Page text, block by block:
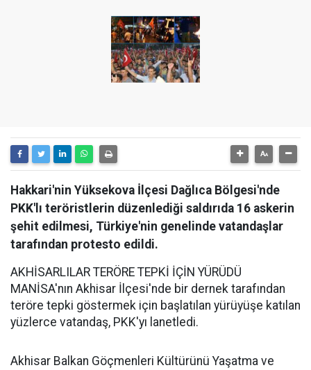
Hakkari'nin Yüksekova İlçesi Dağlıca Bölgesi'nde
PKK'lı teröristlerin düzenlediği saldırıda 16 askerin
şehit edilmesi, Türkiye'nin genelinde vatandaşlar
tarafından protesto edildi.
AKHİSARLILAR TERÖRE TEPKİ İÇİN YÜRÜDÜ
MANİSA'nın Akhisar İlçesi'nde bir dernek tarafından
teröre tepki göstermek için başlatılan yürüyüşe katılan
yüzlerce vatandaş, PKK'yı lanetledi.
Akhisar Balkan Göçmenleri Kültürünü Yaşatma ve